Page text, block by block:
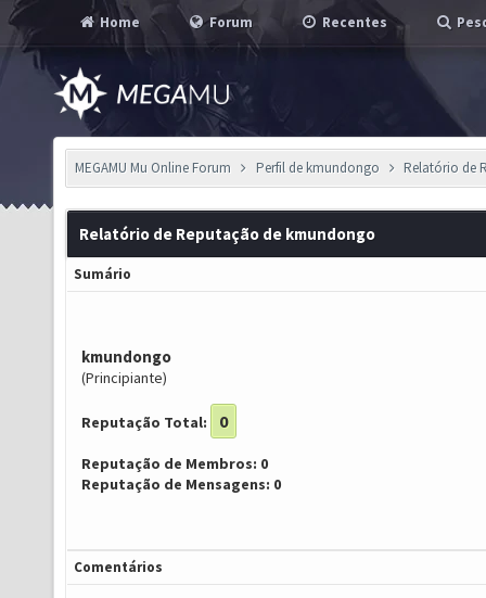
Home Forum Recentes
MEGAMU Mu Online Forum Perfil de kmundongo Relatório de
Relatório de Reputação de kmundongo
Sumário
kmundongo
(Principiante)
Reputação Total: 0
Reputação de Membros: 0
Reputação de Mensagens: 0
Comentários